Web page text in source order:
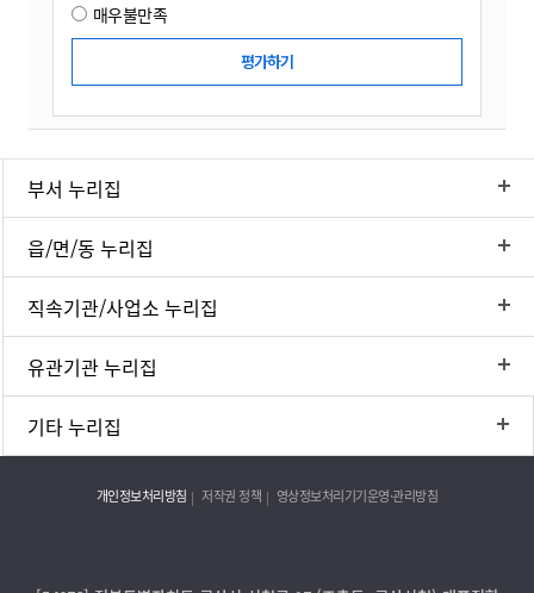
매우불만족
부서 누리집
읍/면/동 누리집
직속기관/사업소 누리집
유관기관 누리집
기타 누리집
개인정보처리방침 저작권 정책 영상정보처리기기운영·관리방침